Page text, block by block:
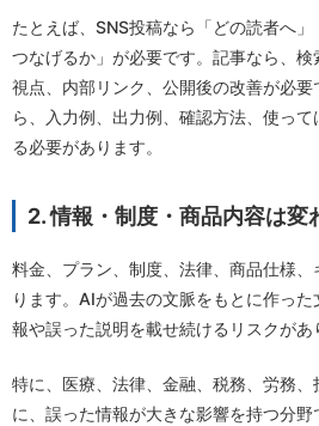
たとえば、SNS投稿なら「どの読者へ
つなげるか」が必要です。記事なら、
視点、内部リンク、公開後の改善が必
ら、入力例、出力例、確認方法、使っ
る必要があります。
2. 情報・制度・商品内容は変
料金、プラン、制度、法律、商品仕様
ります。AIが過去の文脈をもとに作っ
報や誤った説明を載せ続けるリスクがあ
特に、医療、法律、金融、税務、労務、
に、誤った情報が大きな影響を持つ分